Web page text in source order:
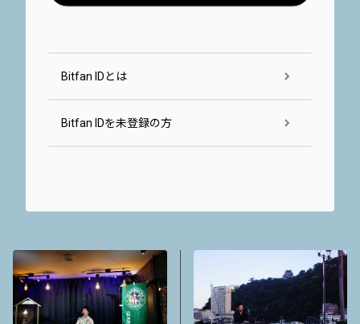
Bitfan IDとは
Bitfan IDを未登録の方